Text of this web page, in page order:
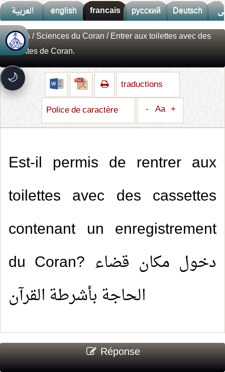
العربية english francais русский Deutsch
🌙
🚀 جديد الموقع!
تعرف على أحدث المميزات
⚡سرعة فائقة
🎨تصميم جديد كلياً
🔔تتابع كل جديد بخطوة واحدة
Fatwas/Sciences du Coran/ Entrer aux toilettes avec des
cassettes de Coran.
traductions
Police de caractère
- Aa +
Est-il permis de rentrer aux
toilettes avec des cassettes
contenant un enregistrement
du Coran? دخول مكان قضاء
الحاجة بأشرطة القرآن
Réponse